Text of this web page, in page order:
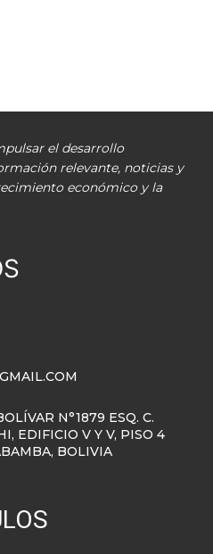
el desarrollo
relevante, noticias y
económico y la
N°1879 ESQ. C.
EDIFICIO V Y V, PISO 4
BOLIVIA